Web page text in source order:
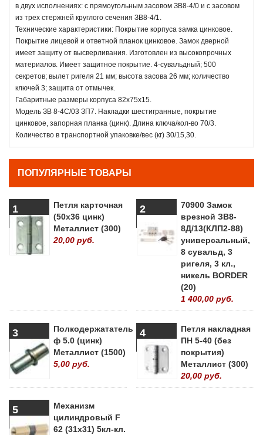
в двух исполнениях: с прямоугольным засовом ЗВ8-4/0 и с засовом
из трех стержней круглого сечения ЗВ8-4/1.
Технические характеристики: Покрытие корпуса замка цинковое.
Покрытие лицевой и ответной планок цинковое. Замок дверной
имеет защиту от высверливания. Изготовлен из высокопрочных
материалов. Имеет защитное покрытие. 4-сувальдный; 500
секретов; вылет ригеля 21 мм; высота засова 26 мм; количество
ключей 3; защита от отмычек.
Габаритные размеры корпуса 82х75х15.
Модель ЗВ 8-4С/03 ЗП7. Накладки шестигранные, покрытие
цинковое, запорная планка (цинк). Длина ключа/кол-во 70/3.
Количество в транспортной упаковке/вес (кг) 30/15,30.
ПОПУЛЯРНЫЕ ТОВАРЫ
1
Петля карточная
(50х36 цинк)
Металлист (300)
20,00 руб.
2
70900 Замок
врезной ЗВ8-
8Д/13(КЛП2-88)
универсальный,
8 сувальд, 3
ригеля, 3 кл.,
никель BORDER
(20)
1 400,00 руб.
3
Полкодержататель
ф 5.0 (цинк)
Металлист (1500)
5,00 руб.
4
Петля накладная
ПН 5-40 (без
покрытия)
Металлист (300)
20,00 руб.
5
Механизм
цилиндровый F
62 (31х31) 5кл-кл.